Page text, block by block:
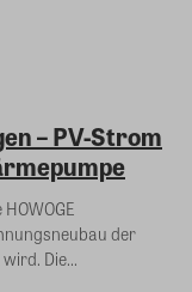
– PV-Strom
der
Die...